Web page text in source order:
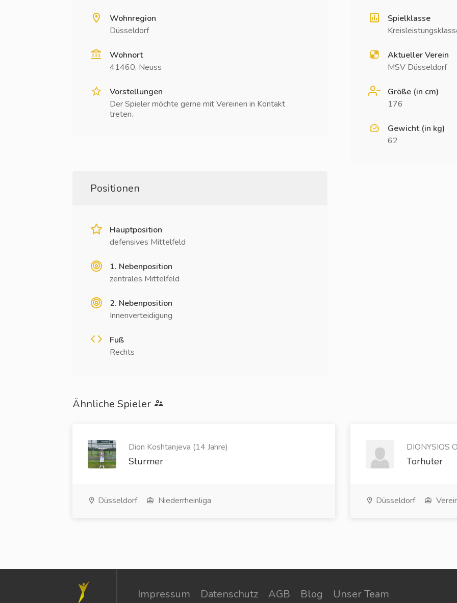
Wohnregion
Düsseldorf
Wohnort
41460, Neuss
Vorstellungen
Der Spieler möchte gerne mit Vereinen in Kontakt
treten.
Spielklasse
Aktueller Verein
MSV Düsseldorf
Größe (in cm)
176
Gewicht (in kg)
62
Positionen
Hauptposition
defensives Mittelfeld
1. Nebenposition
zentrales Mittelfeld
2. Nebenposition
Innenverteidigung
Fuß
Rechts
Ähnliche Spieler
Dion Koshtanjeva (14 Jahre)
Stürmer
Düsseldorf Niederrheinliga
DIONYSIOS
Torhüter
Düsseldorf
Impressum Datenschutz AGB Blog Unser Team